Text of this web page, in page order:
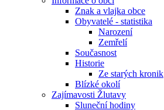
Znak a vlajka obce
Obyvatelé - statistika
Narození
Zemřelí
Současnost
Historie
Ze starých kronik
Blízké okolí
Zajímavosti Žlutavy
Sluneční hodiny